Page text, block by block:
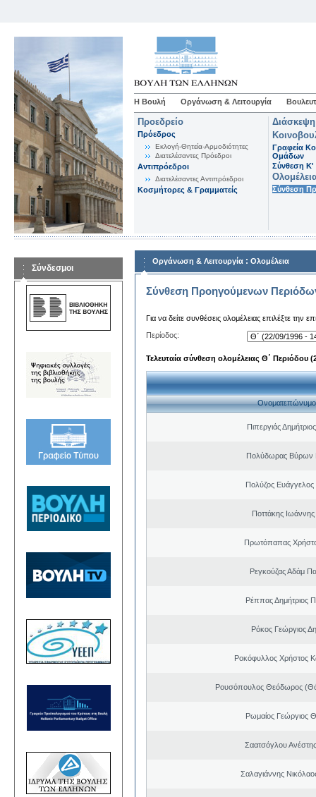
Η Βουλή Οργάνωση & Λειτουργία
Προεδρείο
Πρόεδρος
Εκλογή-Θητεία-Αρμοδιότητες
Διατελέσαντες Πρόεδροι
Αντιπρόεδροι
Διατελέσαντες Αντιπρόεδροι
Κοσμήτορες & Γραμματείς
Γραφεία
Ομάδων
Σύνθεση K'
Σύνθεση
Σύνδεσμοι
Οργάνωση & Λειτουργία : Ολομέλεια
Σύνθεση Προηγούμενων
Για να δείτε συνθέσεις ολομέλειας επιλέξτε την
Περίοδος:
Τελευταία σύνθεση ολομέλειας Θ΄ Περιόδου
Ονοματεπώνυμο
Πιπεργιάς
Πολύδωρας Βύρων
Πολύζος Ευάγγελος
Ποττάκης
Πρωτόπαπας
Ρεγκούζας Αδάμ
Ρέππας Δημήτριος
Ρόκος Γεώργιος
Ροκόφυλλος Χρήστος
Ρουσόπουλος Θεόδωρος
Ρωμαίος Γεώργιος
Σαατσόγλου
Σαλαγιάννης